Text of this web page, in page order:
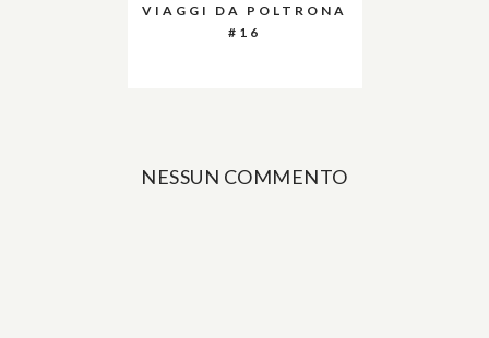
VIAGGI DA POLTRONA
#16
NESSUN COMMENTO